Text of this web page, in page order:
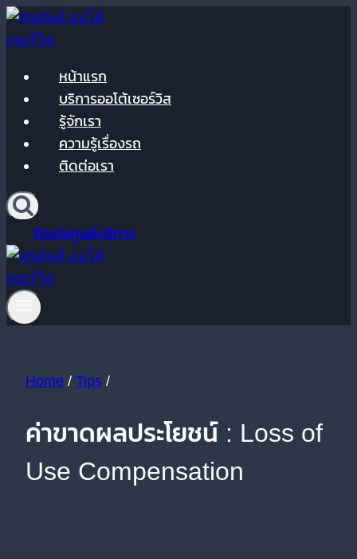
Skip
to
หน้าแรก
บริการออโต้เซอร์วิส
รู้จักเรา
ความรู้เรื่องรถ
ติดต่อเรา
ติดต่อศูนย์บริการ
Home / Tips /
ค่าขาดผลประโยชน์ : Loss of
Use Compensation